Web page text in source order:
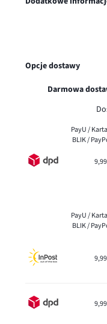
Opcje dostawy
Darmowa
PayU /
BLIK /
PayU /
BLIK /